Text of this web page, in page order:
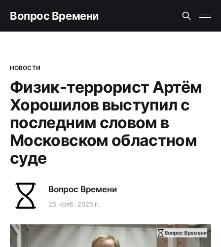
Вопрос Времени
НОВОСТИ
Физик-террорист Артём
Хорошилов выступил с
последним словом в
Московском областном
суде
Вопрос Времени
25 нояб. 2025 г.